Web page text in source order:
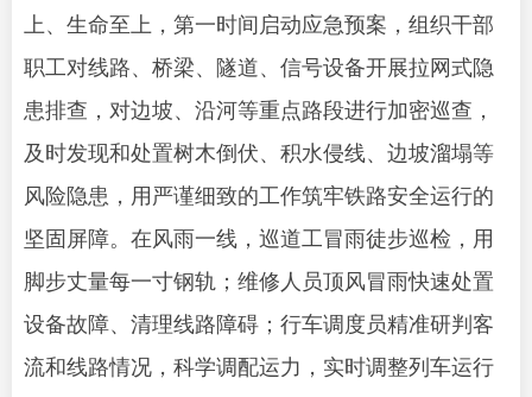
上、生命至上，第一时间启动应急预案，组织干部
职工对线路、桥梁、隧道、信号设备开展拉网式隐
患排查，对边坡、沿河等重点路段进行加密巡查，
及时发现和处置树木倒伏、积水侵线、边坡溜塌等
风险隐患，用严谨细致的工作筑牢铁路安全运行的
坚固屏障。在风雨一线，巡道工冒雨徒步巡检，用
脚步丈量每一寸钢轨；维修人员顶风冒雨快速处置
设备故障、清理线路障碍；行车调度员精准研判客
流和线路情况，科学调配运力，实时调整列车运行